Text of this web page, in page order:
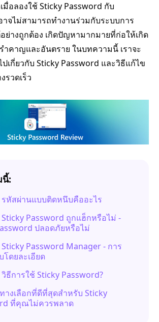
มื่อลองใช้ Sticky Password กับ
าจไม่สามารถทำงานร่วมกับระบบการ
ย่างถูกต้อง เกิดปัญหามากมายที่ก่อให้เกิด
คาญและอันตราย ในบทความนี้ เราจะ
เกี่ยวกับ Sticky Password และวิธีแก้ไข
รวดเร็ว
นี้:
รหัสผ่านแบบติดหนึบคืออะไร
Password ถูกแฮ็กหรือไม่ -
ปลอดภัยหรือไม่
Password Manager - การ
โดยละเอียด
ธีการใช้ Sticky Password?
างเลือกที่ดีที่สุดสำหรับ Sticky
ที่คุณไม่ควรพลาด